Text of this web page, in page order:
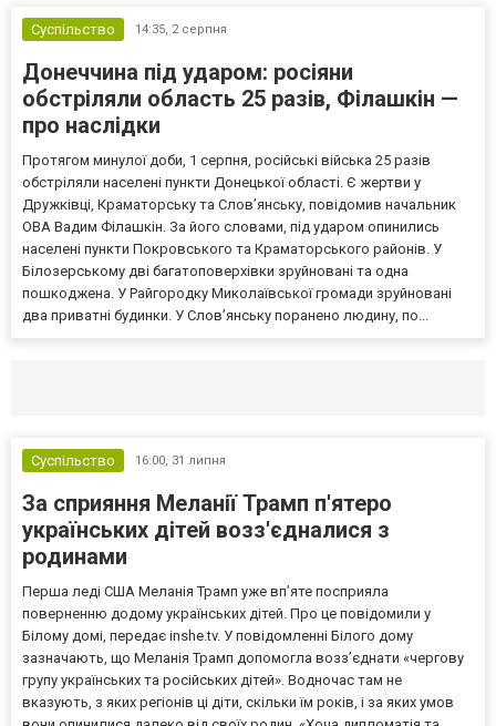
Суспільство 14:35, 2 серпня
Донеччина під ударом: росіяни
обстріляли область 25 разів, Філашкін —
про наслідки
Протягом минулої доби, 1 серпня, російські війська 25 разів
обстріляли населені пункти Донецької області. Є жертви у
Дружківці, Краматорську та Слов’янську, повідомив начальник
ОВА Вадим Філашкін. За його словами, під ударом опинились
населені пункти Покровського та Краматорського районів. У
Білозерському дві багатоповерхівки зруйновані та одна
пошкоджена. У Райгородку Миколаївської громади зруйновані
два приватні будинки. У Слов’янську поранено людину, по...
Суспільство 16:00, 31 липня
За сприяння Меланії Трамп п'ятеро
українських дітей возз'єдналися з
родинами
Перша леді США Меланія Трамп уже впʼяте посприяла
поверненню додому українських дітей. Про це повідомили у
Білому домі, передає inshe.tv. У повідомленні Білого дому
зазначають, що Меланія Трамп допомогла возз’єднати «чергову
групу українських та російських дітей». Водночас там не
вказують, з яких регіонів ці діти, скільки їм років, і за яких умов